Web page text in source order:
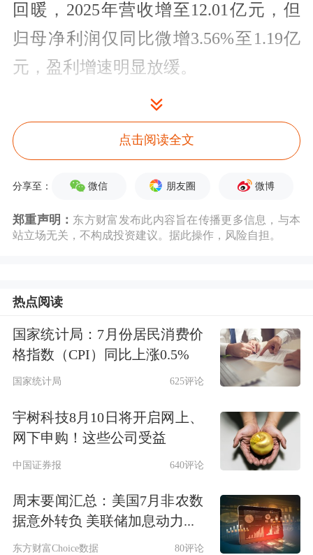
回暖，2025年营收增至12.01亿元，但
归母净利润仅同比微增3.56%至1.19亿
元，盈利增速明显放缓。
客户重合细节遭追问
涉股权代持。1997年公司前身设立时，
由实控人孙志恒之弟孙志坚、何坤成代
营理念分歧退出，孙志恒股权仍由他人
代持，直至2004年12月方解除。
点击阅读全文
分享至： 微信 朋友圈 微博
郑重声明： 东方财富发布此内容旨在传播更多信息，与本
站立场无关，不构成投资建议。据此操作，风险自担。
热点阅读
国家统计局：7月份居民消费价
格指数（CPI）同比上涨0.5%
国家统计局 625评论
宇树科技8月10日将开启网上、
网下申购！这些公司受益
中国证券报 640评论
周末要闻汇总：美国7月非农数
据意外转负 美联储加息动力...
东方财富Choice数据 80评论